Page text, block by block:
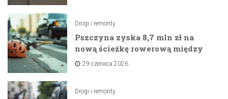
Drogi i remonty
Pszczyna zyska 8,7 mln zł na
nową ścieżkę rowerową między
zaporami
29 czerwca 2026
Drogi i remonty